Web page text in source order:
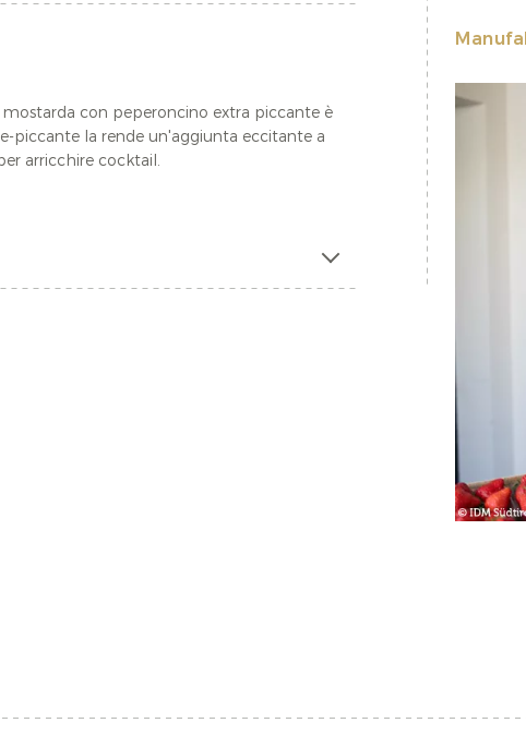
con peperoncino extra piccante è
piccante la rende un'aggiunta eccitante a
arricchire cocktail.